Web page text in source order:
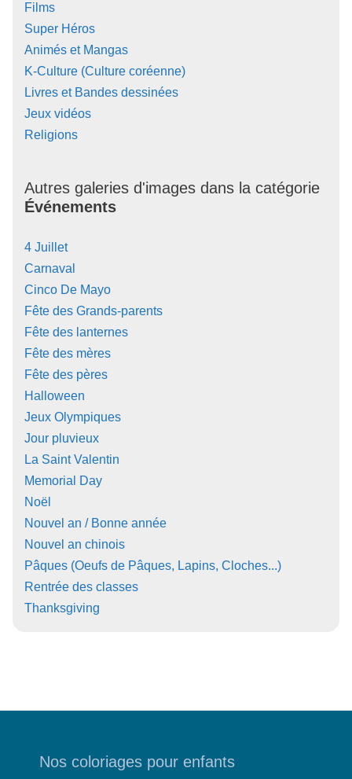
Films
Super Héros
Animés et Mangas
K-Culture (Culture coréenne)
Livres et Bandes dessinées
Jeux vidéos
Religions
Autres galeries d'images dans la catégorie
Événements
4 Juillet
Carnaval
Cinco De Mayo
Fête des Grands-parents
Fête des lanternes
Fête des mères
Fête des pères
Halloween
Jeux Olympiques
Jour pluvieux
La Saint Valentin
Memorial Day
Noël
Nouvel an / Bonne année
Nouvel an chinois
Pâques (Oeufs de Pâques, Lapins, Cloches...)
Rentrée des classes
Thanksgiving
Nos coloriages pour enfants